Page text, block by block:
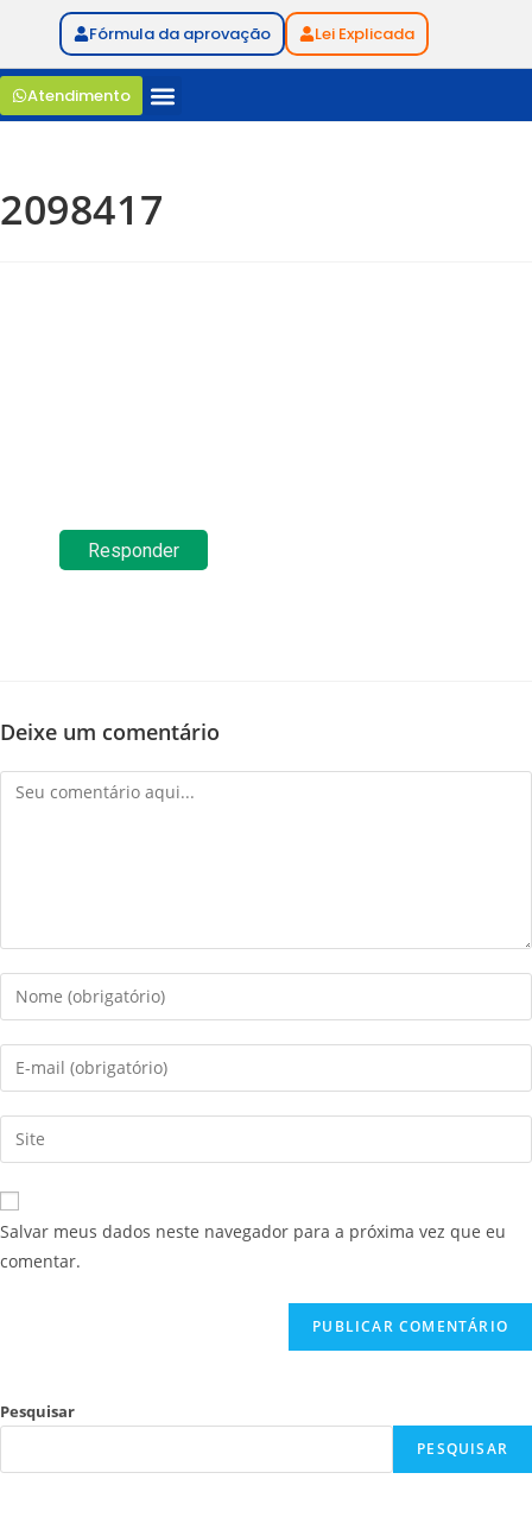
Fórmula da aprovação Lei Explicada
Atendimento
2098417
Responder
Deixe um comentário
Salvar meus dados neste navegador para a próxima vez que eu
comentar.
Pesquisar
PESQUISAR